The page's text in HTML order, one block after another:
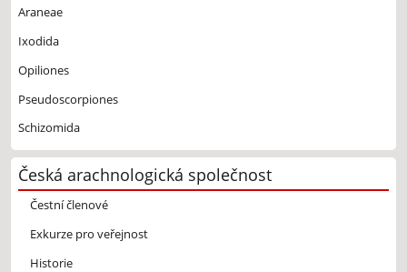
Araneae
Ixodida
Opiliones
Pseudoscorpiones
Schizomida
Česká arachnologická společnost
Čestní členové
Exkurze pro veřejnost
Historie